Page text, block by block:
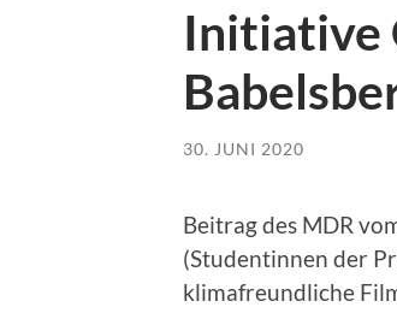
Initiative
30. JUNI 2020
Beitrag des MDR
(Studentinnen der
klimafreundliche